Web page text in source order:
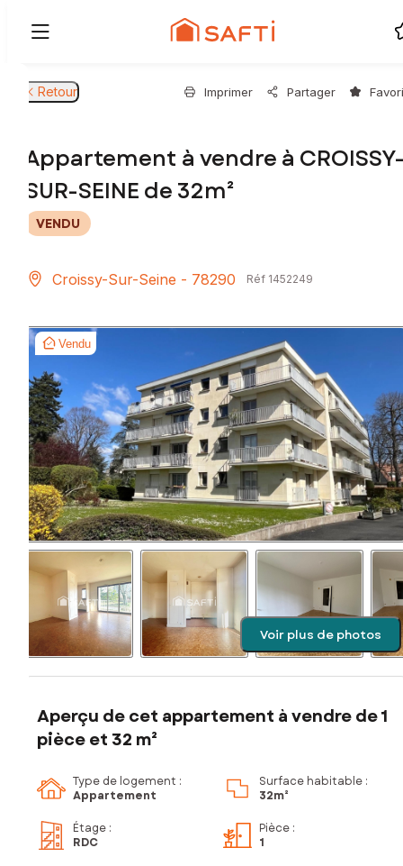
Retour Imprimer Partager
Appartement à vendre à
SUR-SEINE de 32m²
VENDU
Croissy-Sur-Seine - 78290 Réf 1452249
Vendu
Voir plus de photos
Aperçu de cet appartement à vendre de 1
pièce et 32 m²
Type de logement :
Appartement
Surface habitable :
32m²
Étage :
RDC
Pièce :
1